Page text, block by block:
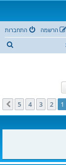
התחברות הרשמה
ח
1
2
3
4
5 הבא